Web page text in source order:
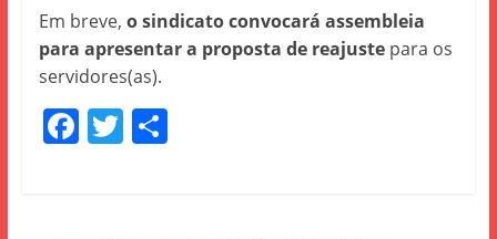
Em breve, o sindicato convocará assembleia
para apresentar a proposta de reajustepara os
servidores(as).
F T S